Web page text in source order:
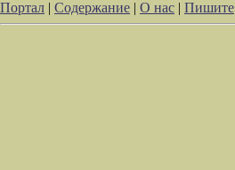
Портал | Содержание | О нас | Пишите